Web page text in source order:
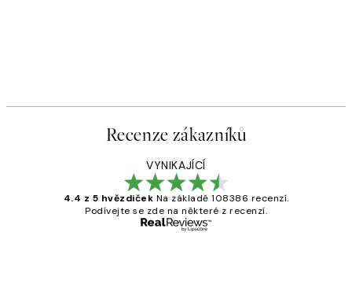
Recenze zákazníků
VYNIKAJÍCÍ
4.4 z 5 hvězdiček Na základě 108386 recenzí.
Podívejte se zde na některé z recenzí.